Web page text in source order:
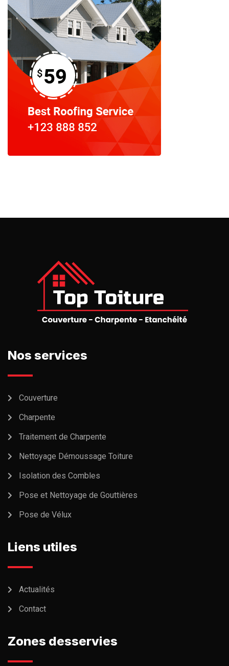
Nos services
Couverture
Charpente
Traitement de Charpente
Nettoyage Démoussage Toiture
Isolation des Combles
Pose et Nettoyage de Gouttières
Pose de Vélux
Liens utiles
Actualités
Contact
Zones desservies